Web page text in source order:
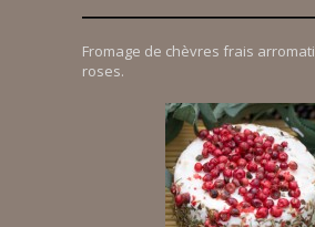
Fromage de chèvres frais
roses.